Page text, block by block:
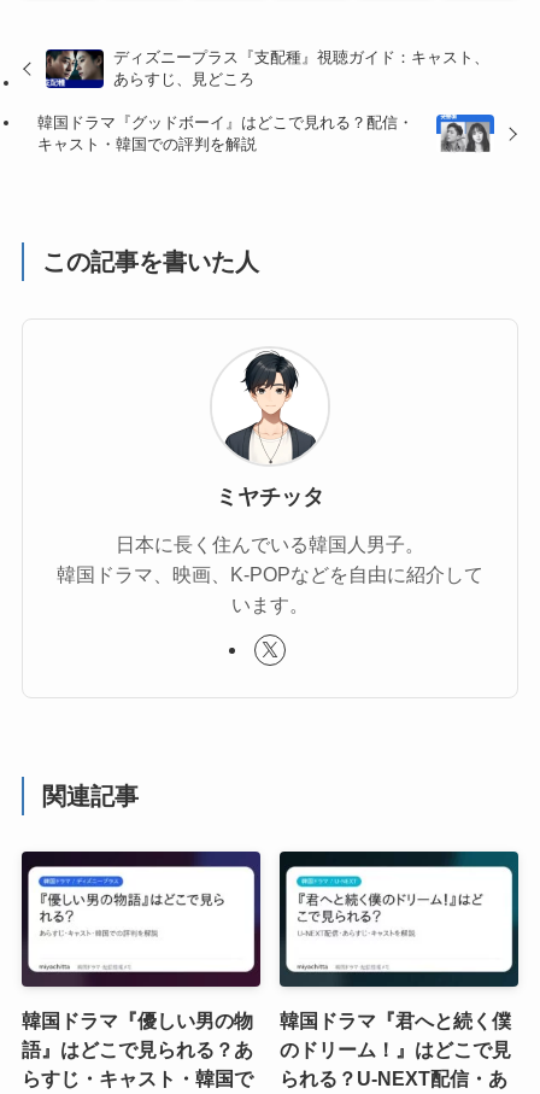
ディズニープラス『支配種』視聴ガイド：キャスト、
あらすじ、見どころ
韓国ドラマ『グッドボーイ』はどこで見れる？配信・
キャスト・韓国での評判を解説
この記事を書いた人
ミヤチッタ
日本に長く住んでいる韓国人男子。
韓国ドラマ、映画、K-POPなどを自由に紹介して
います。
関連記事
韓国ドラマ『優しい男の物
語』はどこで見られる？あ
らすじ・キャスト・韓国で
韓国ドラマ『君へと続く僕
のドリーム！』はどこで見
られる？U-NEXT配信・あ